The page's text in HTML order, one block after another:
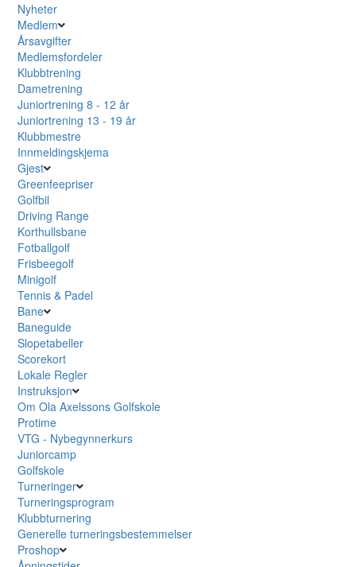
Nyheter
Medlem
Årsavgifter
Medlemsfordeler
Klubbtrening
Dametrening
Juniortrening 8 - 12 år
Juniortrening 13 - 19 år
Klubbmestre
Innmeldingskjema
Gjest
Greenfeepriser
Golfbil
Driving Range
Korthullsbane
Fotballgolf
Frisbeegolf
Minigolf
Tennis & Padel
Bane
Baneguide
Slopetabeller
Scorekort
Lokale Regler
Instruksjon
Om Ola Axelssons Golfskole
Protime
VTG - Nybegynnerkurs
Juniorcamp
Golfskole
Turneringer
Turneringsprogram
Klubbturnering
Generelle turneringsbestemmelser
Proshop